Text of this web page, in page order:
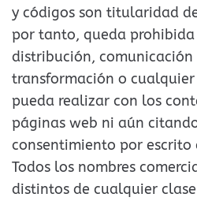
y códigos son titularidad
por tanto, queda prohibida
distribución,
transformación o
pueda realizar con los
páginas web ni aún
consentimiento por escrito
Todos los nombres
distintos de cualquier